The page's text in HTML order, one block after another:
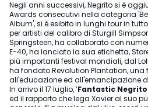
Negli anni successivi, Negrito si è
Awards consecutivi nella categoria
Album', si è esibito in lunghi tour in
per artisti del calibro di Sturgill
Springsteen, ha collaborato con
E-40, ha lanciato la sua etichetta,
più importanti festival mondiali, dal
ha fondato Revolution Plantation,
all'educazione ed all'emancipazione
In arrivo il 17 luglio, ‘Fantastic Negrito
ed il rapporto che lega Xavier al suo